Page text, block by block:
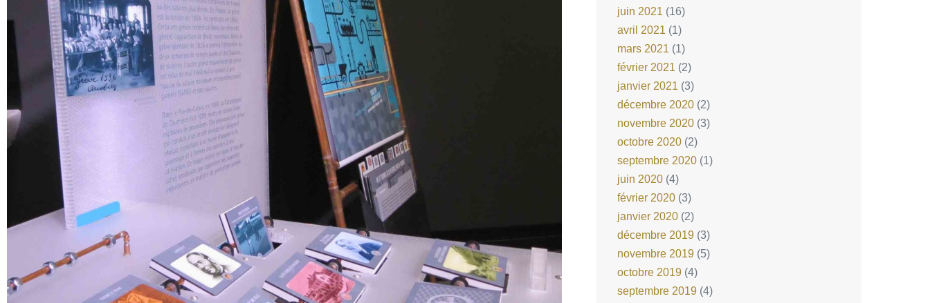
juin 2021(16)
avril 2021(1)
mars 2021(1)
février 2021(2)
janvier 2021(3)
décembre 2020(2)
novembre 2020(3)
octobre 2020(2)
septembre 2020(1)
juin 2020(4)
février 2020(3)
janvier 2020(2)
décembre 2019(3)
novembre 2019(5)
octobre 2019(4)
septembre 2019(4)